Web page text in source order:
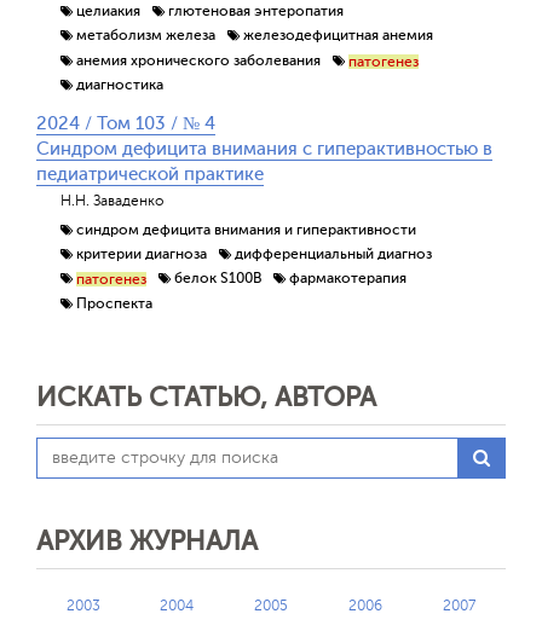
целиакия
глютеновая энтеропатия
метаболизм железа
железодефицитная анемия
анемия хронического заболевания
патогенез
диагностика
2024 / Том 103 / № 4
Синдром дефицита внимания с гиперактивностью в
педиатрической практике
Н.Н. Заваденко
синдром дефицита внимания и гиперактивности
критерии диагноза
дифференциальный диагноз
патогенез
белок S100B
фармакотерапия
Проспекта
ИСКАТЬ СТАТЬЮ, АВТОРА
АРХИВ ЖУРНАЛА
2003 2004 2005 2006 2007